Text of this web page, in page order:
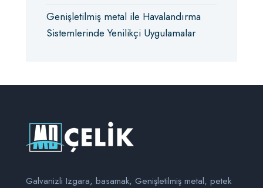
Genişletilmiş metal ile Havalandırma
Sistemlerinde Yenilikçi Uygulamalar
Galvanizli Izgara, basamak, Genişletilmiş metal, petek